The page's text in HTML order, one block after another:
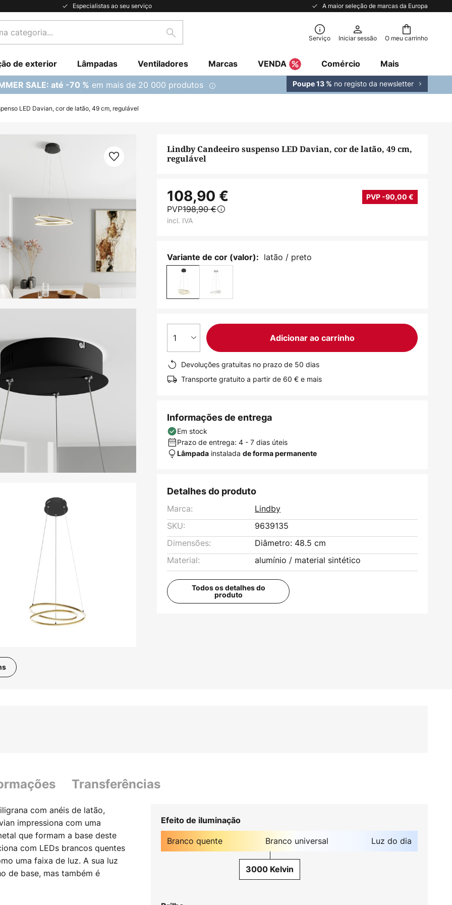
Especialistas ao seu serviço A maior seleção de marcas da Europa
O meu carrinho
Pesquisar Serviço Iniciar sessão
de exterior Lâmpadas Ventiladores Marcas VENDA Comércio Mais
SALE: até -70 % em mais de 20 000 produtos Poupe 13 % no registo da newsletter
LED Davian, cor de latão, 49 cm, regulável
Lindby Candeeiro suspenso LED Davian, cor de latão, 49 cm,
regulável
108,90 € PVP -90,00 €
PVP198,90 €
incl. IVA
Variante de cor (valor): latão / preto
1 Adicionar ao carrinho
Devoluções gratuitas no prazo de 50 dias
Transporte gratuito a partir de 60 € e mais
Informações de entrega
Em stock
Prazo de entrega: 4 - 7 dias úteis
Lâmpada instaladade forma permanente
Detalhes do produto
Marca:
Lindby
SKU:
9639135
Dimensões:
Diâmetro: 48.5 cm
Material:
alumínio / material sintético
Todos os detalhes do
produto
Transferências
com anéis de latão,
impressiona com uma
que formam a base deste
com LEDs brancos quentes
uma faixa de luz. A sua luz
de base, mas também é
três fases utilizando o
Efeito de iluminação
Branco quente Branco universal Luz do dia
3000 Kelvin